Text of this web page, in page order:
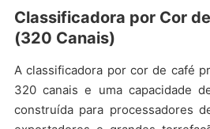
Classificadora por Cor
(320 Canais)
A classificadora por cor de café
320 canais e uma capacidade
construída para processadores